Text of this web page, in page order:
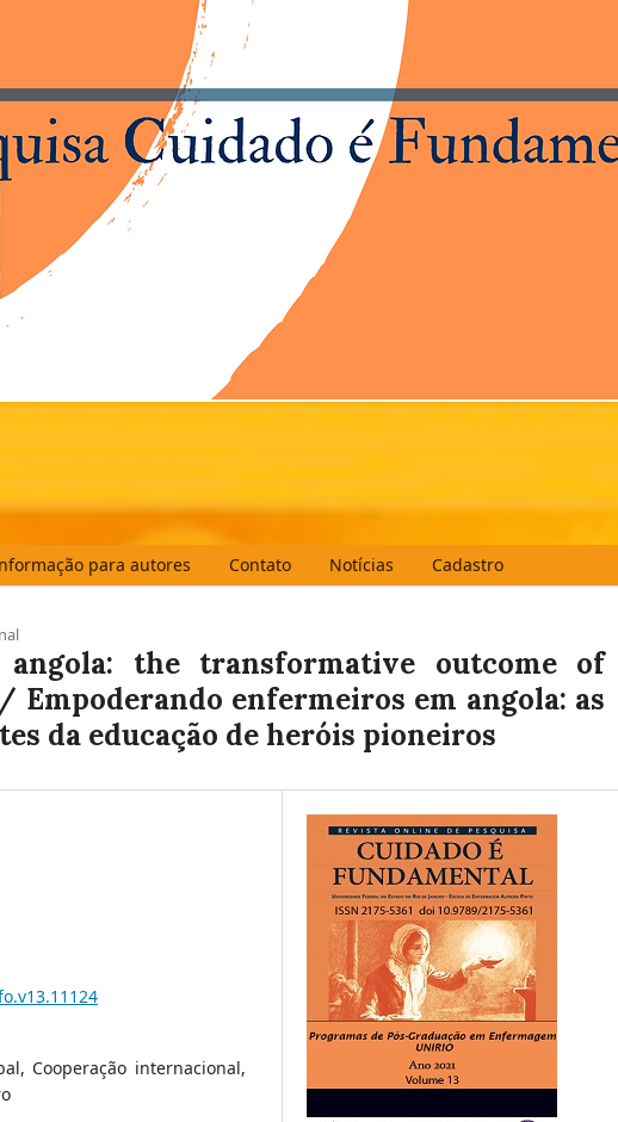
para autores Contato Notícias Cadastro
the transformative outcome of
enfermeiros em angola: as
da educação de heróis pioneiros
Cooperação internacional,